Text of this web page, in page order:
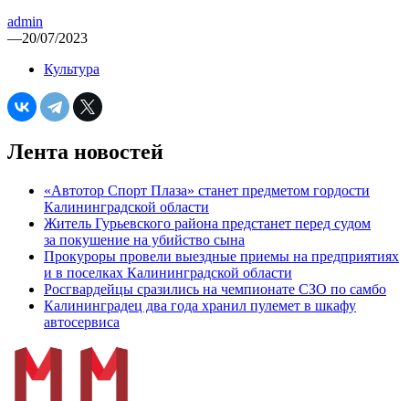
admin
—20/07/2023
Культура
Лента новостей
«Автотор Спорт Плаза» станет предметом гордости
Калининградской области
Житель Гурьевского района предстанет перед судом
за покушение на убийство сына
Прокуроры провели выездные приемы на предприятиях
и в поселках Калининградской области
Росгвардейцы сразились на чемпионате СЗО по самбо
Калининградец два года хранил пулемет в шкафу
автосервиса